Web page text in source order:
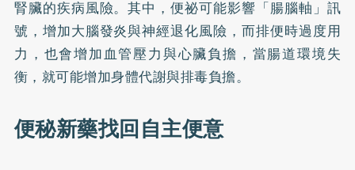
腎臟的疾病風險。其中，便祕可能影響「腸腦軸」訊
號，增加大腦發炎與神經退化風險，而排便時過度用
力，也會增加血管壓力與心臟負擔，當腸道環境失
衡，就可能增加身體代謝與排毒負擔。
便秘新藥找回自主便意